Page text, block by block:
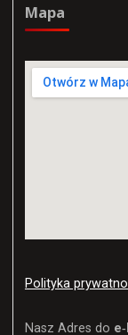
Mapa
Polityka
Nasz Adres do